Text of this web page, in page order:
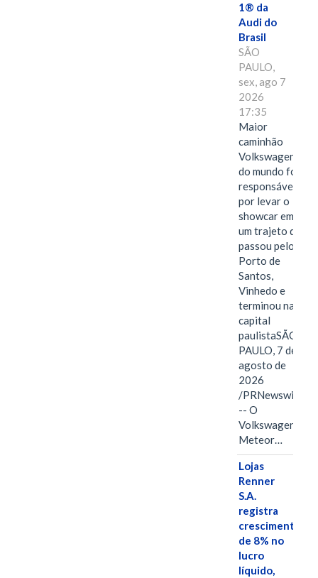
1® da
Audi do
Brasil
SÃO
PAULO,
sex, ago 7
2026
17:35
Maior
caminhão
Volkswagen
do mundo foi
responsável
por levar o
showcar em
um trajeto que
passou pelo
Porto de
Santos,
Vinhedo e
terminou na
capital
paulistaSÃO
PAULO, 7 de
agosto de
2026
/PRNewswire/
-- O
Volkswagen
Meteor…
Lojas
Renner
S.A.
registra
crescimento
de 8% no
lucro
líquido,